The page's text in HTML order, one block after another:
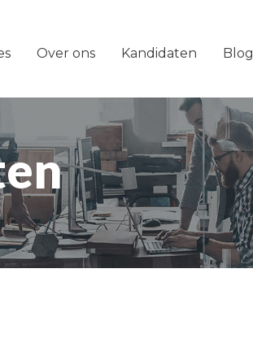
Over ons Kandidaten Blog